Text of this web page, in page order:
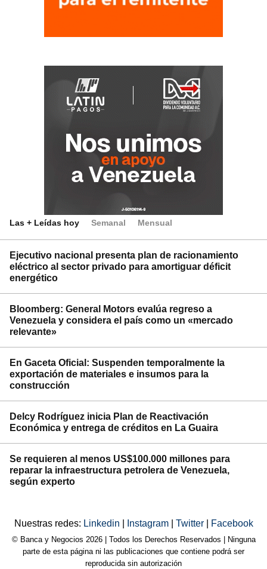
Las + Leídas hoy Semanal Mensual
Ejecutivo nacional presenta plan de racionamiento
eléctrico al sector privado para amortiguar déficit
energético
Bloomberg: General Motors evalúa regreso a
Venezuela y considera el país como un «mercado
relevante»
En Gaceta Oficial: Suspenden temporalmente la
exportación de materiales e insumos para la
construcción
Delcy Rodríguez inicia Plan de Reactivación
Económica y entrega de créditos en La Guaira
Se requieren al menos US$100.000 millones para
reparar la infraestructura petrolera de Venezuela,
según experto
Nuestras redes: Linkedin Instagram Twitter Facebook
© Banca y Negocios 2026 | Todos los Derechos Reservados | Ninguna
parte de esta página ni las publicaciones que contiene podrá ser
reproducida sin autorización